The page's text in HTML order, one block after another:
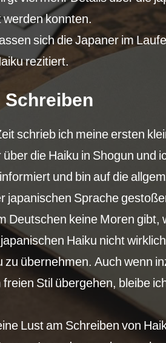
konnten.
sich die Japaner im
rezitiert.
schrieb ich meine ersten
die Haiku in Shogun und
und bin auf die
japanischen Sprache
Deutschen keine Moren
Haiku nicht
zu übernehmen. Auch wenn
Stil übergehen, bleibe
Lust am Schreiben von